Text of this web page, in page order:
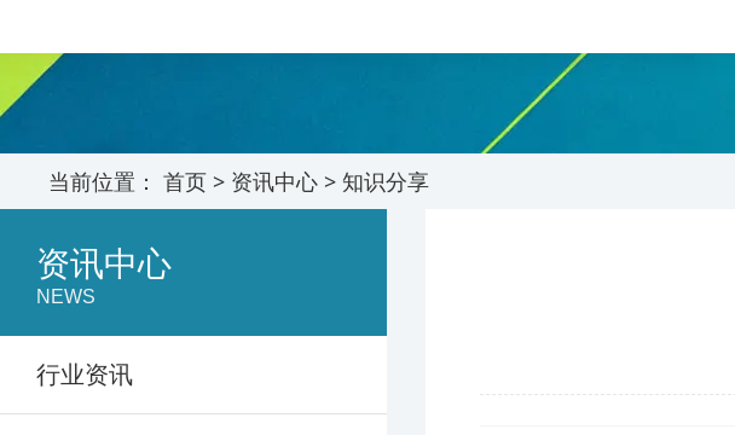
当前位置：首页 > 资讯中心 > 知识分享
资讯中心
NEWS
行业资讯